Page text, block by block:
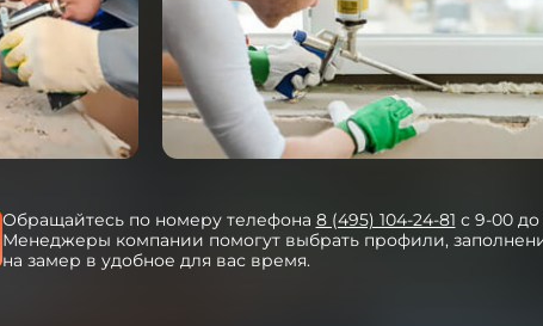
Обращайтесь по номеру телефона 8 (495) 104-24-81 с 9-00
Менеджеры компании помогут выбрать профили,
на замер в удобное для вас время.